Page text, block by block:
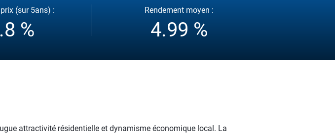
(sur 5ans) :
%
Rendement moyen :
4.99 %
attractivité résidentielle et dynamisme économique local. La